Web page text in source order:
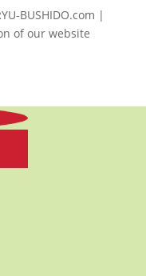
BUSHIDO.com |
of our website